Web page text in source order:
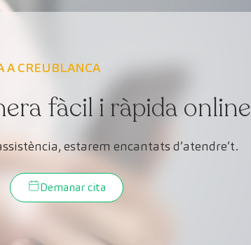
A CREUBLANCA
fàcil i ràpida online
estarem encantats d’atendre’t.
Demanar cita